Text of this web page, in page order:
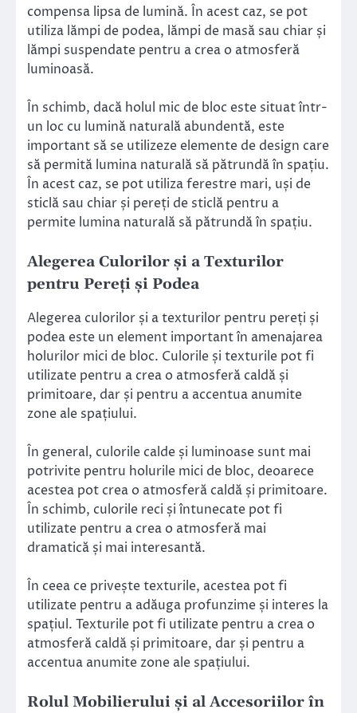
compensa lipsa de lumină. În acest caz, se pot
utiliza lămpi de podea, lămpi de masă sau chiar și
lămpi suspendate pentru a crea o atmosferă
luminoasă.
În schimb, dacă holul mic de bloc este situat într-
un loc cu lumină naturală abundentă, este
important să se utilizeze elemente de design care
să permită lumina naturală să pătrundă în spațiu.
În acest caz, se pot utiliza ferestre mari, uși de
sticlă sau chiar și pereți de sticlă pentru a
permite lumina naturală să pătrundă în spațiu.
Alegerea Culorilor și a Texturilor
pentru Pereți și Podea
Alegerea culorilor și a texturilor pentru pereți și
podea este un element important în amenajarea
holurilor mici de bloc. Culorile și texturile pot fi
utilizate pentru a crea o atmosferă caldă și
primitoare, dar și pentru a accentua anumite
zone ale spațiului.
În general, culorile calde și luminoase sunt mai
potrivite pentru holurile mici de bloc, deoarece
acestea pot crea o atmosferă caldă și primitoare.
În schimb, culorile reci și întunecate pot fi
utilizate pentru a crea o atmosferă mai
dramatică și mai interesantă.
În ceea ce privește texturile, acestea pot fi
utilizate pentru a adăuga profunzime și interes la
spațiul. Texturile pot fi utilizate pentru a crea o
atmosferă caldă și primitoare, dar și pentru a
accentua anumite zone ale spațiului.
Rolul Mobilierului și al Accesoriilor în